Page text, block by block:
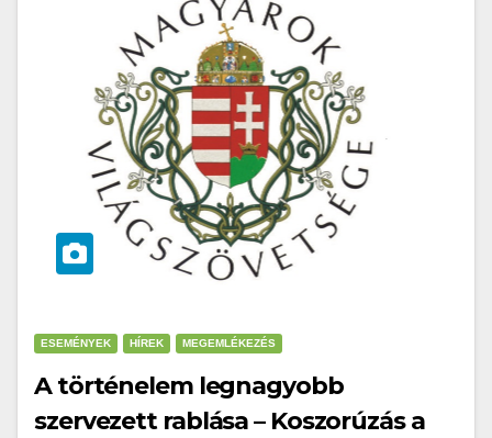
ESEMÉNYEK HÍREK MEGEMLÉKEZÉS
A történelem legnagyobb
szervezett rablása – Koszorúzás a